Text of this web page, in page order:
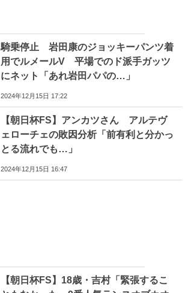
騎乗停止 岩田康のジョッキーパンツ着
用でルメールV 平場でのド派手ガッツ
にネット「あれ岩田パパの…」
2024年12月15日 17:22
【朝日杯FS】アンカツさん アルテヴ
ェローチェの敗因分析「前有利と分かっ
とる流れでも…」
2024年12月15日 16:47
【朝日杯FS】18歳・吉村「緊張するこ